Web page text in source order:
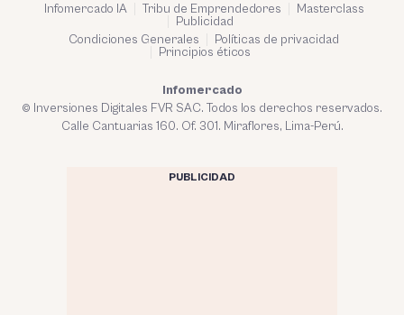
Infomercado IA Tribu de Emprendedores
Masterclass
Publicidad
Condiciones Generales
Políticas de privacidad
Principios éticos
Infomercado
© Inversiones Digitales FVR SAC. Todos los derechos reservados.
Calle Cantuarias 160. Of. 301. Miraflores, Lima-Perú.
PUBLICIDAD